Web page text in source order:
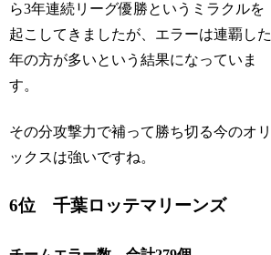
ら3年連続リーグ優勝というミラクルを
起こしてきましたが、エラーは連覇した
年の方が多いという結果になっていま
す。
その分攻撃力で補って勝ち切る今のオリ
ックスは強いですね。
6位 千葉ロッテマリーンズ